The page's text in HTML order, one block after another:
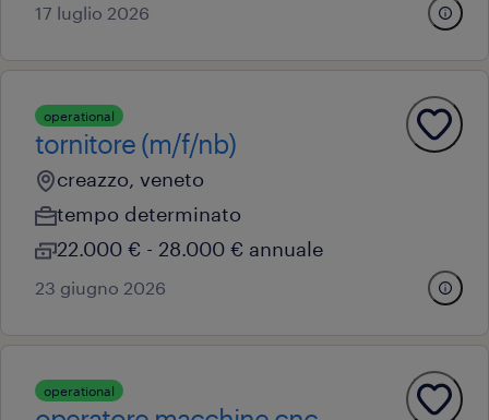
17 luglio 2026
operational
tornitore (m/f/nb)
creazzo, veneto
tempo determinato
22.000 € - 28.000 € annuale
23 giugno 2026
operational